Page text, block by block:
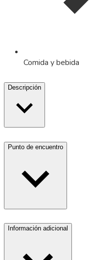
Comida y bebida
Descripción
Punto de encuentro
Información adicional